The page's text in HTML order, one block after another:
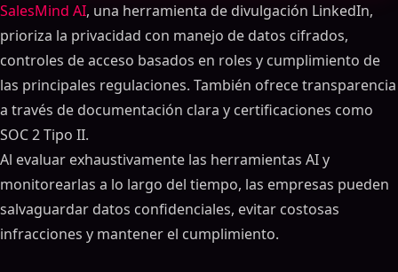
SalesMind AI, una herramienta de divulgación LinkedIn,
prioriza la privacidad con manejo de datos cifrados,
controles de acceso basados en roles y cumplimiento de
las principales regulaciones. También ofrece transparencia
a través de documentación clara y certificaciones como
SOC 2 Tipo II.
Al evaluar exhaustivamente las herramientas AI y
monitorearlas a lo largo del tiempo, las empresas pueden
salvaguardar datos confidenciales, evitar costosas
infracciones y mantener el cumplimiento.